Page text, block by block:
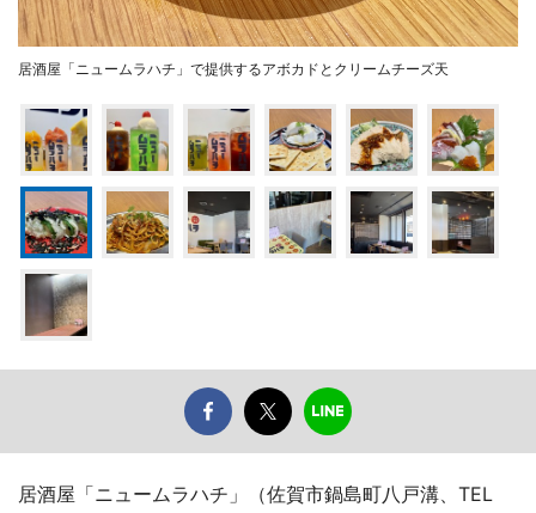
居酒屋「ニュームラハチ」で提供するアボカドとクリームチーズ天
居酒屋「ニュームラハチ」（佐賀市鍋島町八戸溝、TEL